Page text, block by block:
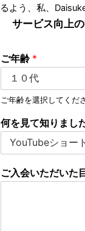
るよう、私、
サービス向上
ご年齢 *
ご年齢を選択してくだ
何を見て知りまし
ご入会いただいた